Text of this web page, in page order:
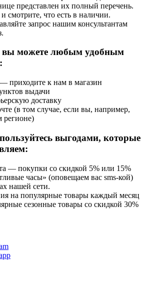
представлен их полный перечень.
смотрите, что есть в наличии.
запрос нашим консультантам
вы можете любым удобным
приходите к нам в магазин
выдачи
доставку
(в том случае, если вы, например,
регионе)
выгодами, которые
— покупки со скидкой 5% или 15%
часы» (оповещаем вас sms-кой)
нашей сети.
на популярные товары каждый месяц
сезонные товары со скидкой 30%